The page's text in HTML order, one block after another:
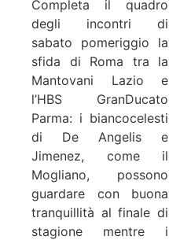
Completa il quadro
degli incontri di
sabato pomeriggio la
sfida di Roma tra la
Mantovani Lazio e
l’HBS GranDucato
Parma: i biancocelesti
di De Angelis e
Jimenez, come il
Mogliano, possono
guardare con buona
tranquillità al finale di
stagione mentre i